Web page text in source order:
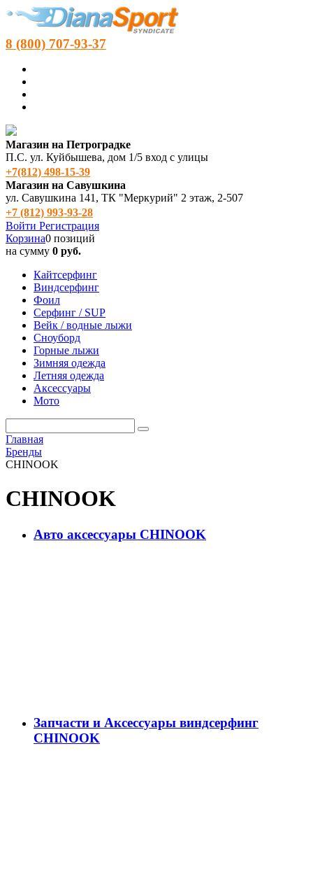
8 (800) 707-93-37
Магазин на Петроградке
П.С. ул. Куйбышева, дом 1/5 вход с улицы
+7(812) 498‑15-39
Магазин на Савушкина
ул. Савушкина 141, ТК "Меркурий" 2 этаж, 2-507
+7 (812) 993-93-28
Войти Регистрация
Корзина0 позиций
на сумму 0 руб.
Кайтсерфинг
Виндсерфинг
Фоил
Серфинг / SUP
Вейк / водные лыжи
Сноуборд
Горные лыжи
Зимняя одежда
Летняя одежда
Аксессуары
Мото
Главная
Бренды
CHINOOK
CHINOOK
Авто аксессуары CHINOOK
Запчасти и Аксессуары виндсерфинг
CHINOOK